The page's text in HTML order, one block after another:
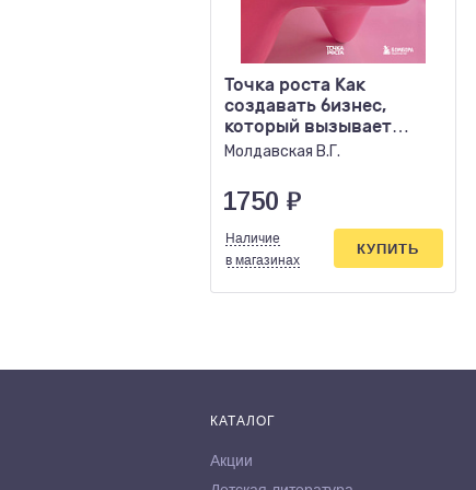
Точка роста Как
создавать бизнес,
который вызывает
улыбки
Молдавская В.Г.
1750 ₽
Наличие
в магазинах
КУПИТЬ
КАТАЛОГ
Акции